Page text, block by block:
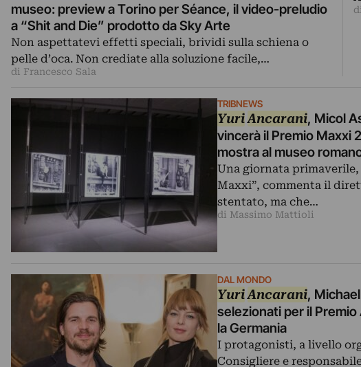
museo: preview a Torino per Séance, il video-preludio
a “Shit and Die” prodotto da Sky Arte
Non aspettatevi effetti speciali, brividi sulla schiena o
pelle d’oca. Non crediate alla soluzione facile,…
di Francesco Sala
TRIBNEWS
YuriAncarani, Micol
vincerà il Premio Maxxi
mostra al museo
Una giornata
Maxxi”, commenta il
stentato, ma che…
di Massimo Mattioli
DAL MONDO
YuriAncarani,
selezionati per il
la Germania
I protagonisti, a livello
Consigliere e